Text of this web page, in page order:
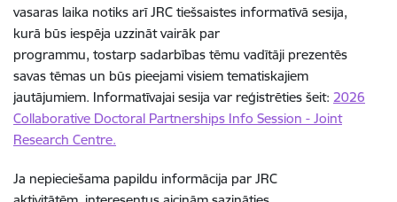
vasaras laika notiks arīJRC tiešsaistes informatīvā sesija,
kurā būs iespēja uzzināt vairāk par
programmu, tostarp sadarbības tēmu vadītāji prezentēs
savas tēmas un būs pieejami visiem tematiskajiem
jautājumiem. Informatīvajai sesija var reģistrēties šeit: 2026
Collaborative Doctoral Partnerships Info Session - Joint
Research Centre.
Ja nepieciešama papildu informācija par JRC